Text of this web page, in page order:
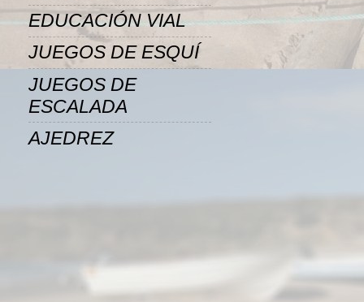
EDUCACIÓN VIAL
JUEGOS DE ESQUÍ
JUEGOS DE
ESCALADA
AJEDREZ